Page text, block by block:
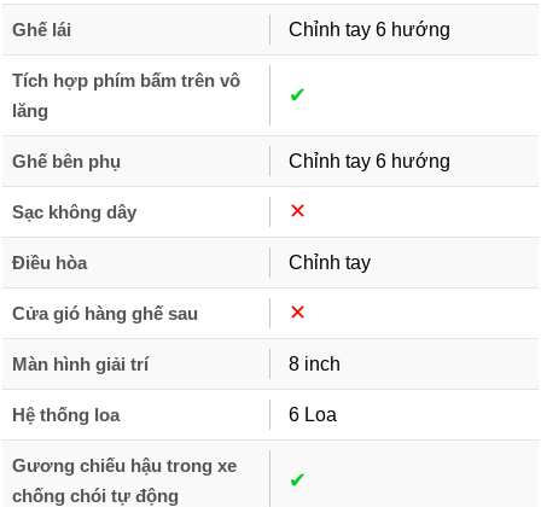
Ghế lái Chỉnh tay 6 hướng
Tích hợp phím bấm trên vô
lăng
✔︎
Ghế bên phụ Chỉnh tay 6 hướng
Sạc không dây ✕︎
Điều hòa Chỉnh tay
Cửa gió hàng ghế sau ✕︎
Màn hình giải trí 8 inch
Hệ thống loa 6 Loa
Gương chiếu hậu trong xe
chống chói tự động
✔︎